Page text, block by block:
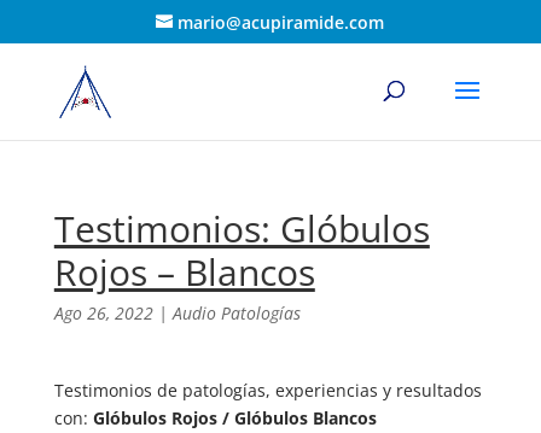
mario@acupiramide.com
Testimonios: Glóbulos
Rojos – Blancos
Ago 26, 2022|Audio Patologías
Testimonios de patologías, experiencias y resultados
con: Glóbulos Rojos / Glóbulos Blancos